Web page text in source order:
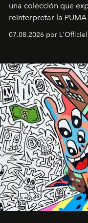
una colección que
reinterpretar la
diseño y el universo
07.08.2026 por